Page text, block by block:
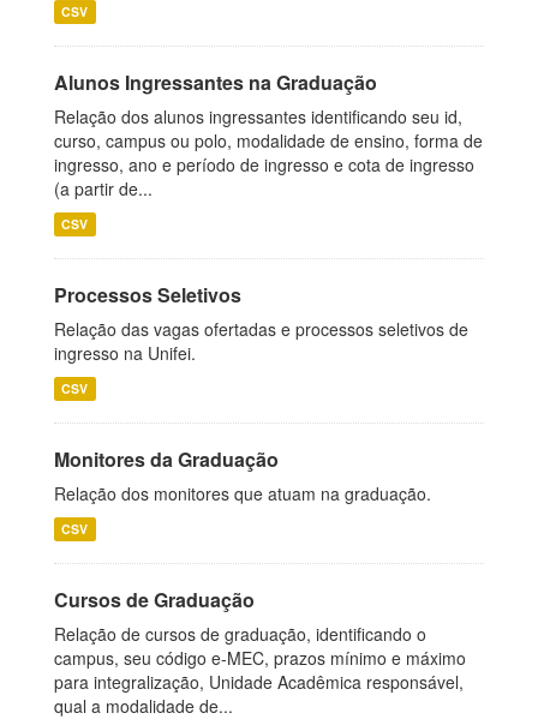
CSV
Alunos Ingressantes na Graduação
Relação dos alunos ingressantes identificando seu id,
curso, campus ou polo, modalidade de ensino, forma de
ingresso, ano e período de ingresso e cota de ingresso
(a partir de...
CSV
Processos Seletivos
Relação das vagas ofertadas e processos seletivos de
ingresso na Unifei.
CSV
Monitores da Graduação
Relação dos monitores que atuam na graduação.
CSV
Cursos de Graduação
Relação de cursos de graduação, identificando o
campus, seu código e-MEC, prazos mínimo e máximo
para integralização, Unidade Acadêmica responsável,
qual a modalidade de...